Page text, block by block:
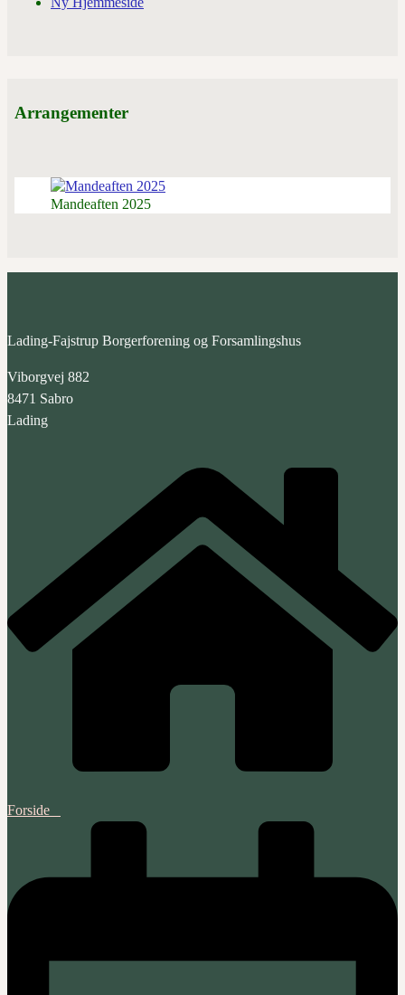
Arrangementer
Mandeaften 2025
Lading-Fajstrup Borgerforening og Forsamlingshus
Viborgvej 882
8471 Sabro
Lading
Forside‎ ‎ ‎ ‎